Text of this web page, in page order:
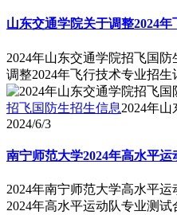
山东交通学院关于调整2024
2024年山东交通学院招飞国
调整2024年飞行技术专业招生
招飞国防生招生信息2024年
2024/6/3
南宁师范大学2024年高水平
2024年南宁师范大学高水平
2024年高水平运动队专业测